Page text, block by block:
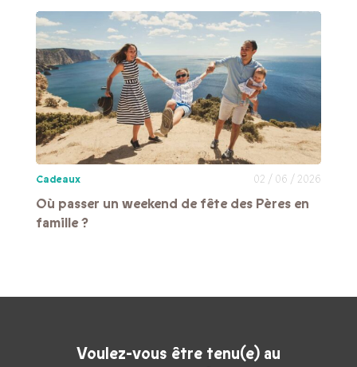
Cadeaux 02 / 06 / 2026
Où passer un weekend de fête des Pères en
famille ?
Voulez-vous être tenu(e) au